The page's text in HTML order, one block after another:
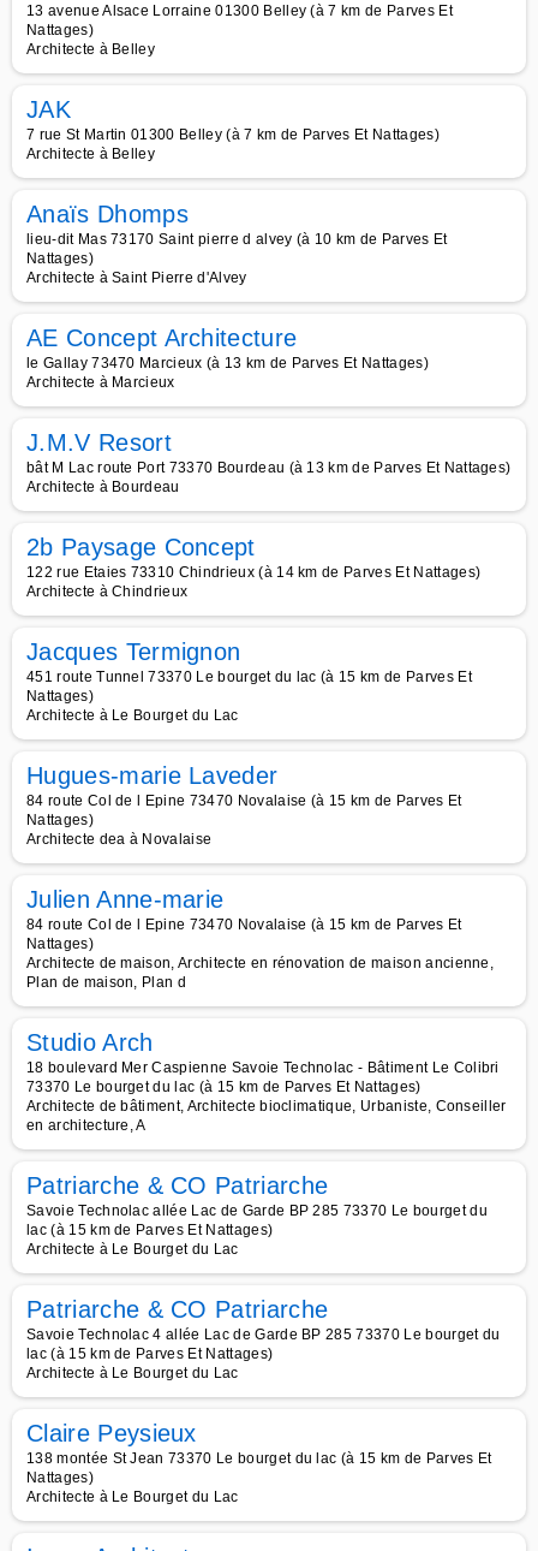
13 avenue Alsace Lorraine 01300 Belley (à 7 km de Parves Et
Nattages)
Architecte à Belley
JAK
7 rue St Martin 01300 Belley (à 7 km de Parves Et Nattages)
Architecte à Belley
Anaïs Dhomps
lieu-dit Mas 73170 Saint pierre d alvey (à 10 km de Parves Et
Nattages)
Architecte à Saint Pierre d'Alvey
AE Concept Architecture
le Gallay 73470 Marcieux (à 13 km de Parves Et Nattages)
Architecte à Marcieux
J.M.V Resort
bât M Lac route Port 73370 Bourdeau (à 13 km de Parves Et Nattages)
Architecte à Bourdeau
2b Paysage Concept
122 rue Etaies 73310 Chindrieux (à 14 km de Parves Et Nattages)
Architecte à Chindrieux
Jacques Termignon
451 route Tunnel 73370 Le bourget du lac (à 15 km de Parves Et
Nattages)
Architecte à Le Bourget du Lac
Hugues-marie Laveder
84 route Col de l Epine 73470 Novalaise (à 15 km de Parves Et
Nattages)
Architecte dea à Novalaise
Julien Anne-marie
84 route Col de l Epine 73470 Novalaise (à 15 km de Parves Et
Nattages)
Architecte de maison, Architecte en rénovation de maison ancienne,
Plan de maison, Plan d
Studio Arch
18 boulevard Mer Caspienne Savoie Technolac - Bâtiment Le Colibri
73370 Le bourget du lac (à 15 km de Parves Et Nattages)
Architecte de bâtiment, Architecte bioclimatique, Urbaniste, Conseiller
en architecture, A
Patriarche & CO Patriarche
Savoie Technolac allée Lac de Garde BP 285 73370 Le bourget du
lac (à 15 km de Parves Et Nattages)
Architecte à Le Bourget du Lac
Patriarche & CO Patriarche
Savoie Technolac 4 allée Lac de Garde BP 285 73370 Le bourget du
lac (à 15 km de Parves Et Nattages)
Architecte à Le Bourget du Lac
Claire Peysieux
138 montée St Jean 73370 Le bourget du lac (à 15 km de Parves Et
Nattages)
Architecte à Le Bourget du Lac